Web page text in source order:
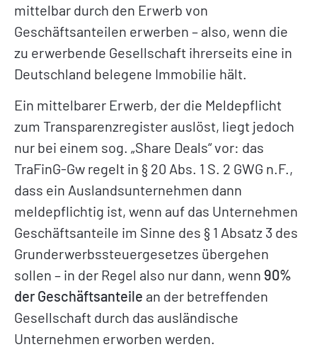
mittelbar durch den Erwerb von
Geschäftsanteilen erwerben – also, wenn die
zu erwerbende Gesellschaft ihrerseits eine in
Deutschland belegene Immobilie hält.
Ein mittelbarer Erwerb, der die Meldepflicht
zum Transparenzregister auslöst, liegt jedoch
nur bei einem sog. „Share Deals“ vor: das
TraFinG-Gw regelt in § 20 Abs. 1 S. 2 GWG n.F.,
dass ein Auslandsunternehmen dann
meldepflichtig ist, wenn auf das Unternehmen
Geschäftsanteile im Sinne des § 1 Absatz 3 des
Grunderwerbssteuergesetzes übergehen
sollen – in der Regel also nur dann, wenn 90%
der Geschäftsanteile an der betreffenden
Gesellschaft durch das ausländische
Unternehmen erworben werden.